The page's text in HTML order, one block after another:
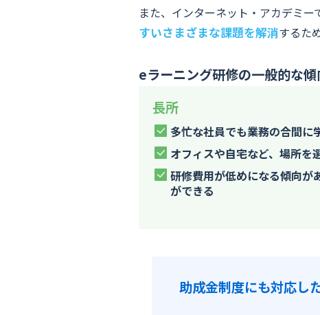
また、インターネット・アカデミー
すいさまざまな課題を解消するた
eラーニング研修の一般的な傾
長所
多忙な社員でも業務の合間に
オフィスや自宅など、場所を
研修費用が低めになる傾向が
ができる
助成金制度にも対応し